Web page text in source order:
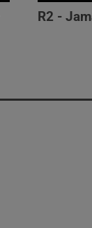
R2 -